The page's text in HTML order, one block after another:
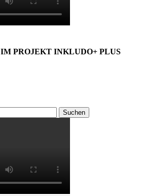
PROJEKT INKLUDO+ PLUS